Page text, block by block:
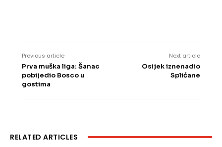
Previous article
Prva muška liga: Šanac
pobijedio Bosco u
gostima
Next article
Osijek iznenadio
Splićane
RELATED ARTICLES